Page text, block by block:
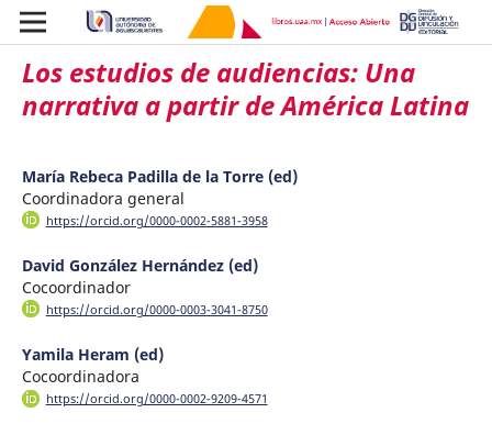
Los estudios de audiencias: Una
narrativa a partir de América Latina
María Rebeca Padilla de la Torre (ed)
Coordinadora general
https://orcid.org/0000-0002-5881-3958
David González Hernández (ed)
Cocoordinador
https://orcid.org/0000-0003-3041-8750
Yamila Heram (ed)
Cocoordinadora
https://orcid.org/0000-0002-9209-4571